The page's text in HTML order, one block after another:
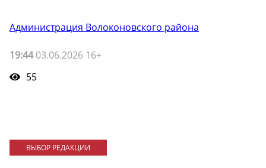
Администрация Волоконовского района
19:4403.06.2026 16+
55
ВЫБОР РЕДАКЦИИ